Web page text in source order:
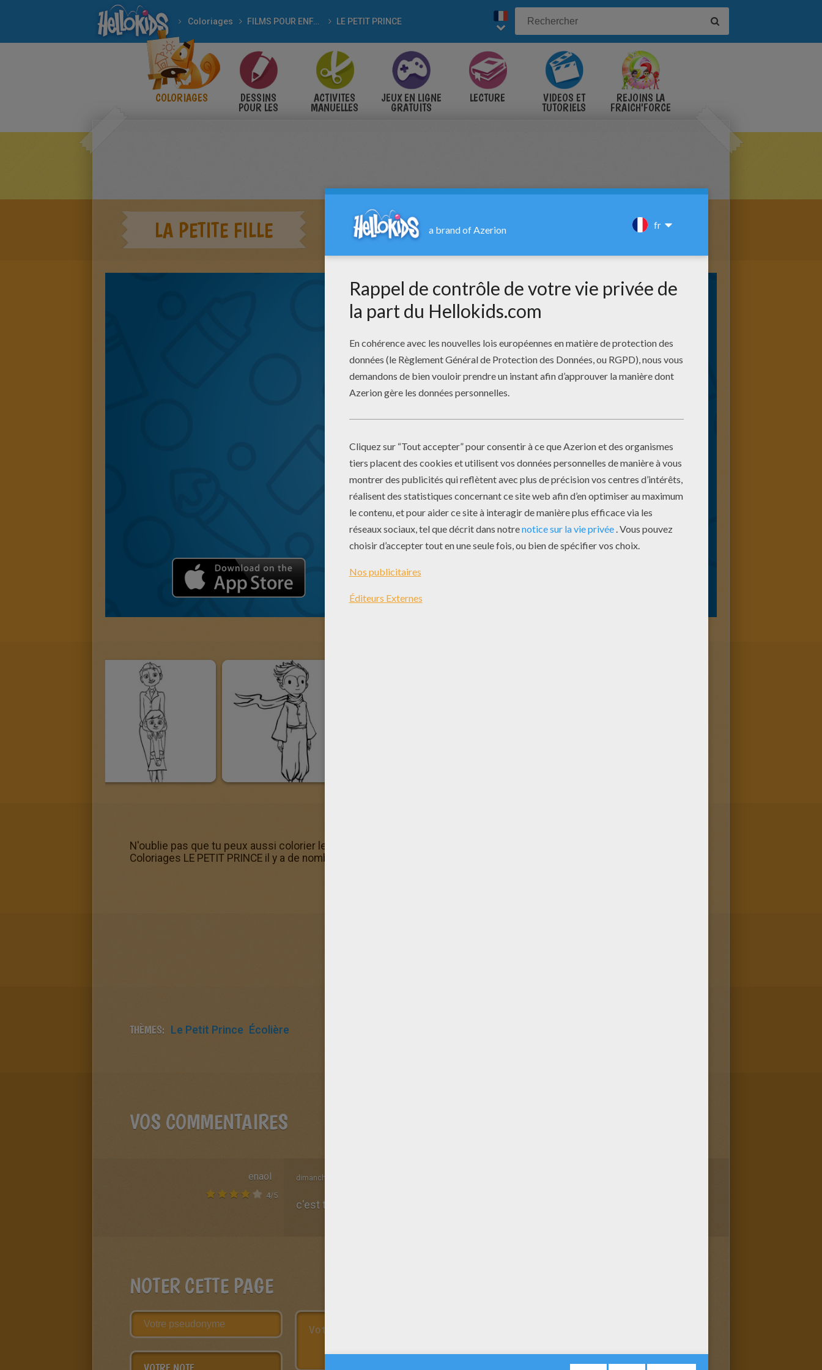
Coloriages FILMS POUR ENFANTS LE PETIT PRINCE
COLORIAGES DESSINS
POUR LES
ACTIVITES
MANUELLES
JEUX EN LIGNE
GRATUITS
LECTURE VIDÉOS ET
TUTORIELS
REJOINS LA
FRAICH'FORCE
LA PETITE FILLE
N'oublie pas que tu peux aussi colorier le coloriage La petite fille en ligne grâce à la machine à colorier Dans
Coloriages LE PETIT PRINCE il y a de nombreux coloriage La petite fille gratuits.
THÈMES: Le Petit Prince Écolière
VOS COMMENTAIRES
enaol
4/5
dimanche 06 Septembre 2015 à 12h38
c'est très bien il y en a pour tous les goûts.
NOTER CETTE PAGE